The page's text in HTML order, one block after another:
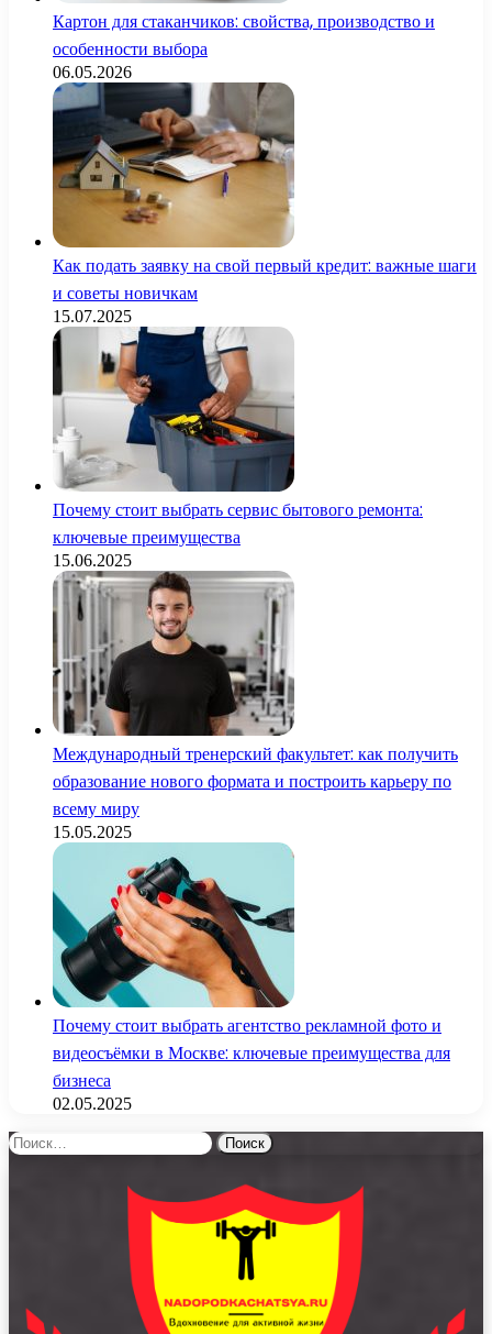
Картон для стаканчиков: свойства, производство и
особенности выбора
06.05.2026
Как подать заявку на свой первый кредит: важные шаги
и советы новичкам
15.07.2025
Почему стоит выбрать сервис бытового ремонта:
ключевые преимущества
15.06.2025
Международный тренерский факультет: как получить
образование нового формата и построить карьеру по
всему миру
15.05.2025
Почему стоит выбрать агентство рекламной фото и
видеосъёмки в Москве: ключевые преимущества для
бизнеса
02.05.2025
Найти: